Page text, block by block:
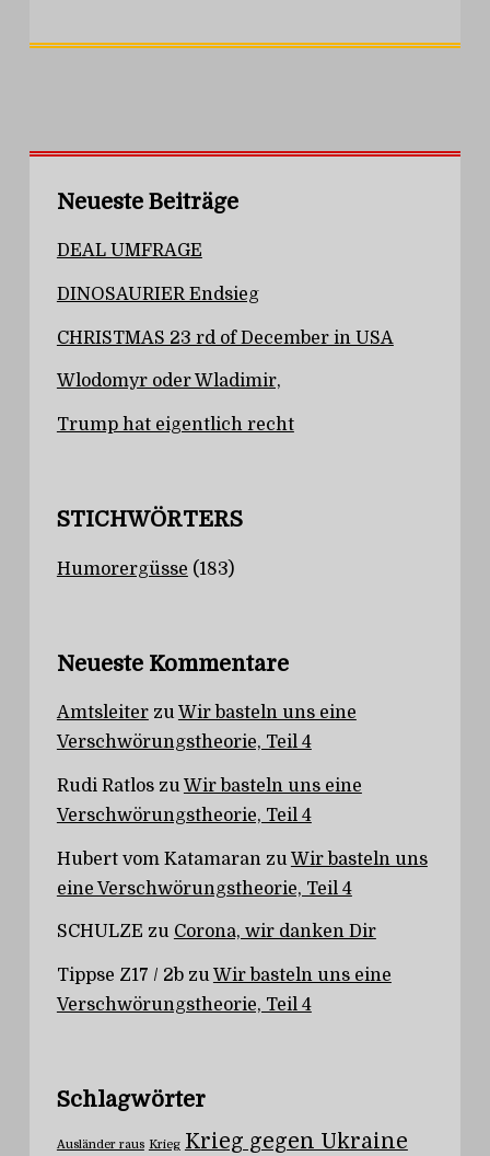
Neueste Beiträge
DEAL UMFRAGE
DINOSAURIER Endsieg
CHRISTMAS 23 rd of December in USA
Wlodomyr oder Wladimir,
Trump hat eigentlich recht
STICHWÖRTERS
Humorergüsse (183)
Neueste Kommentare
AmtsleiterzuWir basteln uns eine
Verschwörungstheorie, Teil 4
Rudi RatloszuWir basteln uns eine
Verschwörungstheorie, Teil 4
Hubert vom Katamaran zu Wir basteln uns
eine Verschwörungstheorie, Teil 4
SCHULZE zu Corona, wir danken Dir
Tippse Z17 / 2bzuWir basteln uns eine
Verschwörungstheorie, Teil 4
Schlagwörter
Ausländer raus Krieg Krieg gegen Ukraine